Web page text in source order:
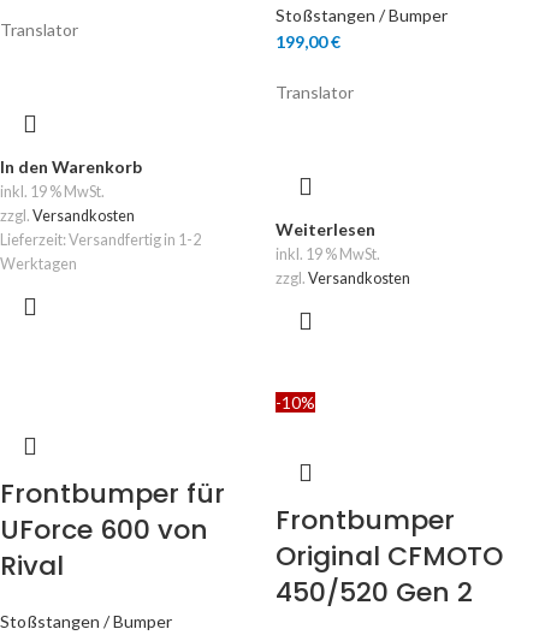
Translator
In den Warenkorb
inkl. 19 % MwSt.
zzgl. Versandkosten
Lieferzeit: Versandfertig in 1-2
Werktagen
Stoßstangen / Bumper
199,00€
Translator
Weiterlesen
inkl. 19 % MwSt.
zzgl. Versandkosten
Frontbumper für
UForce 600 von
Rival
Stoßstangen / Bumper
-10%
Frontbumper
Original CFMOTO
450/520 Gen 2